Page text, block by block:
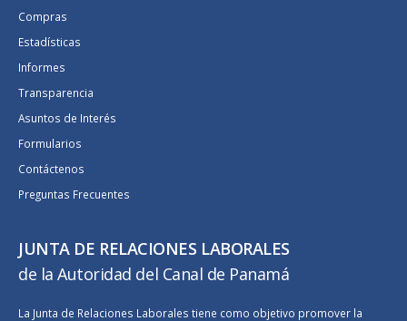
Compras
Estadísticas
Informes
Transparencia
Asuntos de Interés
Formularios
Contáctenos
Preguntas Frecuentes
JUNTA DE RELACIONES LABORALES
de la Autoridad del Canal de Panamá
La Junta de Relaciones Laborales tiene como objetivo promover la